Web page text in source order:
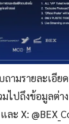
ามรายละเอีย
ไปถึงข้อมูลต่า
ะ X: